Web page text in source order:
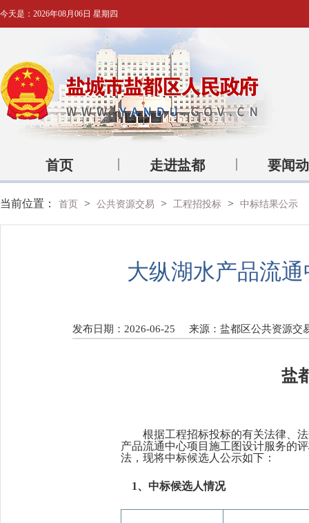
今天是： 2026年08月06日 星期四
首页 走进盐都 要闻
当前位置： 首页 > 公共资源交易 > 工程招投标 > 中标结果公示
大纵湖水产品流
发布日期：2026-06-25 来源：盐都区公共资源交
盐
根据工程招标投标的有关法律、
产品流通中心项目施工图设计服务的
法，现将中标候选人公示如下：
1、中标候选人情况